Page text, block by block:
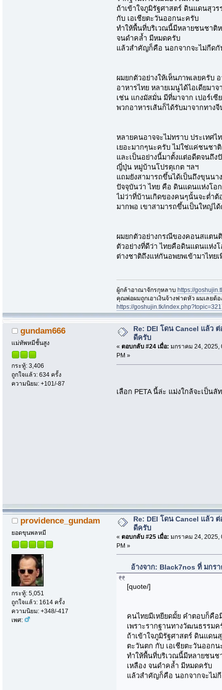
ถ้าเข้าใจภูมิรัฐศาสตร์ ดินแดนสุว
กับ เอเชียตะวันออกนะครับ
ทำให้พื้นที่บริเวณนี้มีหลายชนชาติ
จนดำคล้ำ มีหมดครับ
แล้วสำคัญก็คือ นอกจากจะไม่กีด
ผมยกตัวอย่างให้เห็นภาพเลยครับ
อาหารไทย หลายเมนูได้ไอเดียมา
เช่น แกงมัสมั่น มีที่มาจาก เปอร์เซีย
พวกอาหารเส้นก็ได้รับมาจากทางจี
หลายคนอาจจะไม่ทราบ ประเทศ
เยอะมากๆนะครับ ไม่ใช่แค่ชนชา
และเป็นอย่างนี้มาตั้งแต่อดีตจนถึง
ญี่ปุ่น หมู่บ้านโปรตุเกต ฯลฯ
แถมยังสามารถขึ้นได้เป็นถึงขุนนา
ปัจจุบันว่า ไทย คือ ดินแดนแห่งโอ
ไม่ว่าที่บ้านเกิดของคนๆนั้นจะต่ำ
มากพอ เขาสามารถขึ้นเป็นใหญ่ไ
ผมยกตัวอย่างกรณีของคอนสแตน
ตัวอย่างที่ดีว่า ไทยคือดินแดนแห่ง
ต่างชาติถึงแห่กันอพยพเข้ามาไทย
ผู้กล้าอาณาจักรกุหลาบ https://
คุณพ่อผมถูกเอาเงินจ้างฟาดหัว ผมเลยต้
https://goshujin.tk/
gundam666
แม่ทัพหมีชั้นสูง
กระทู้: 3,406
ถูกใจแล้ว: 634 ครั้ง
ความนิยม: +101/-87
Re: DEI โดน Cancel แล้ว ต่
ดีครับ
« ตอบกลับ #24 เมื่อ: มกราคม 24, 2025,
PM »
เลือก PETA นี้ล่ะ แม่งใกล้จะเป็น
providence_gundam
ยอดขุนพลหมี
กระทู้: 5,051
ถูกใจแล้ว: 1614 ครั้ง
ความนิยม: +348/-417
เพศ:
Re: DEI โดน Cancel แล้ว ต่
ดีครับ
« ตอบกลับ #25 เมื่อ: มกราคม 24, 2025,
PM »
อ้างจาก: Black7nos ที่ มกร
[quote/]
คนไทยมีเหยียดมั้ย คำตอบก็คื
เพราะรากฐานทางวัฒนธรรมค
ถ้าเข้าใจภูมิรัฐศาสตร์ ดินแดน
ตะวันตก กับ เอเชียตะวันออกน
ทำให้พื้นที่บริเวณนี้มีหลายชนช
เหลือง จนดำคล้ำ มีหมดครับ
แล้วสำคัญก็คือ นอกจากจะไม่